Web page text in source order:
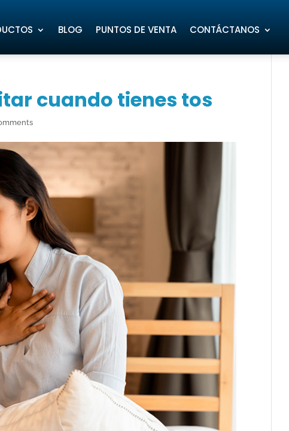
BLOG PUNTOS DE VENTA CONTÁCTANOS
cuando tienes tos